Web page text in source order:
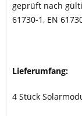
geprüft nach
61730-1, EN
Lieferumfang:
4 Stück